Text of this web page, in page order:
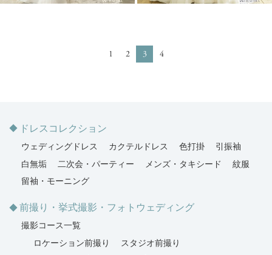
1 2 3 4
ドレスコレクション
ウェディングドレス カクテルドレス 色打掛
引振袖
白無垢
二次会・パーティー メンズ・タキシード
紋服
留袖・モーニング
前撮り・挙式撮影・フォトウェディング
撮影コース一覧
ロケーション前撮り
スタジオ前撮り